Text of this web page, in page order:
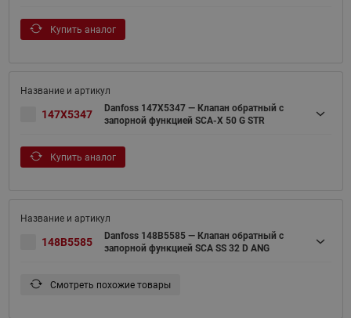
Купить аналог
147X5347
Danfoss 147X5347 — Клапан обратный с
запорной функцией SCA-X 50 G STR
Купить аналог
148B5585
Danfoss 148B5585 — Клапан обратный с
запорной функцией SCA SS 32 D ANG
Смотреть похожие товары